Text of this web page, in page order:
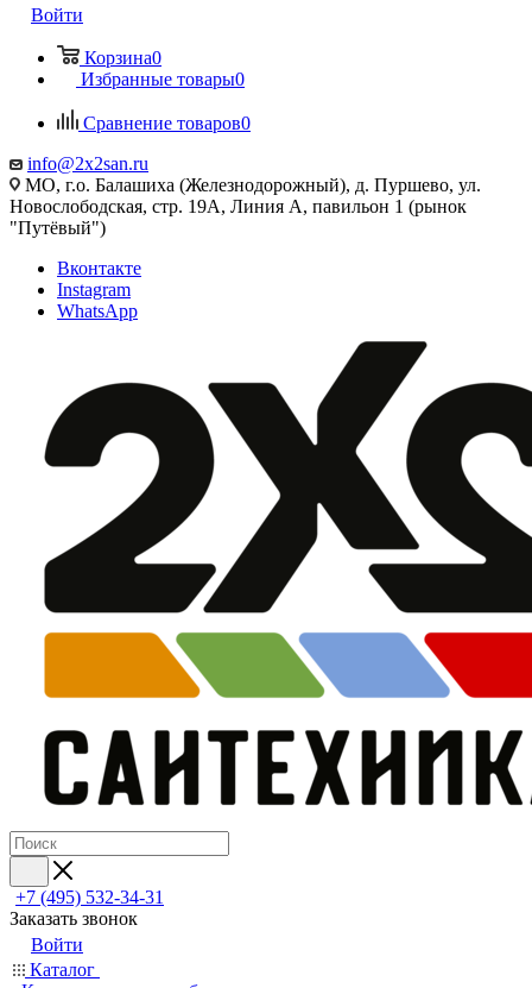
Войти
Корзина0
Избранные товары0
Сравнение товаров0
info@2x2san.ru
МО, г.о. Балашиха (Железнодорожный), д. Пуршево, ул.
Новослободская, стр. 19А, Линия А, павильон 1 (рынок
"Путёвый")
Вконтакте
Instagram
WhatsApp
+7 (495) 532‑34‑31
Заказать звонок
Войти
Каталог